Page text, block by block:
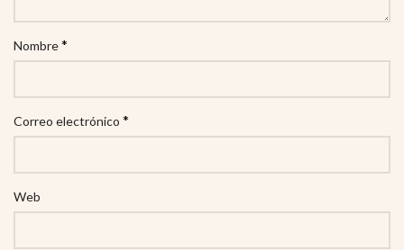
Nombre*
Correo electrónico *
Web